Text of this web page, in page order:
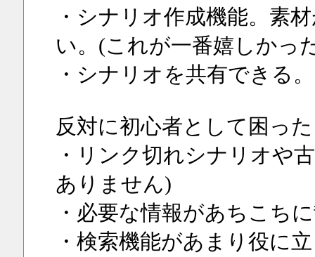
・シナリオ作成機能。素
い。(これが一番嬉しかっ
・シナリオを共有できる。
反対に初心者として困っ
・リンク切れシナリオや
ありません)
・必要な情報があちこち
・検索機能があまり役に